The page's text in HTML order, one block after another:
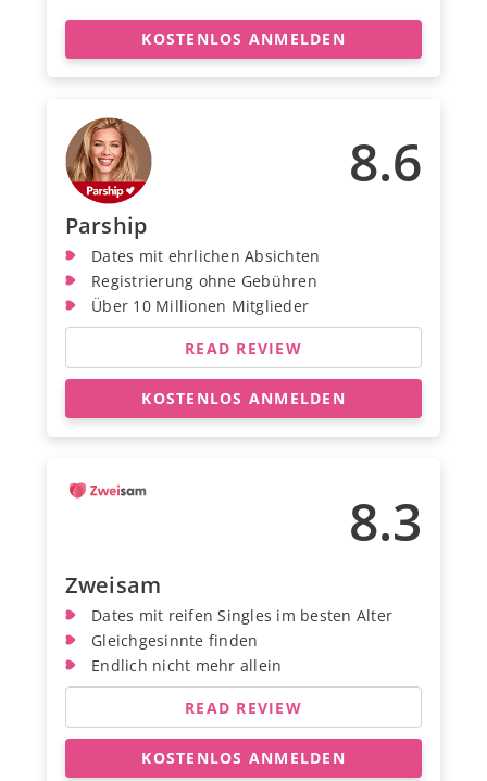
KOSTENLOS ANMELDEN
8.6
Parship
Dates mit ehrlichen Absichten
Registrierung ohne Gebühren
Über 10 Millionen Mitglieder
READ REVIEW
KOSTENLOS ANMELDEN
8.3
Zweisam
Dates mit reifen Singles im besten Alter
Gleichgesinnte finden
Endlich nicht mehr allein
READ REVIEW
KOSTENLOS ANMELDEN